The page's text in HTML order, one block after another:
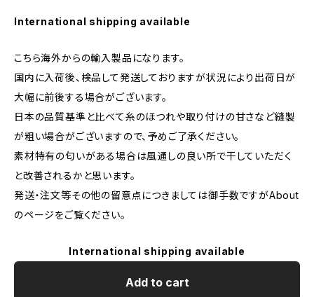
International shipping available
こちら海外からの輸入製品になります。
国内に入荷後、検品して発送しておりますが状況により出荷日が
大幅に前後する場合がございます。
日本の品質基準と比べて糸のほつれや取り付けの甘さなど縫製
が粗い場合がございますので、予めご了承ください。
素材特有の匂いがある場合は風通しの良い所で干していただく
と改善されるかと思います。
発送・注文等その他の留意点につきましては御手数ですがAbout
のページをご覧ください。
International shipping available
Add to cart